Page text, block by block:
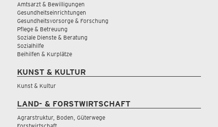
Amtsarzt & Bewilligungen
Gesundheitseinrichtungen
Gesundheitsvorsorge & Forschung
Pflege & Betreuung
Soziale Dienste & Beratung
Sozialhilfe
Beihilfen & Kurplätze
KUNST & KULTUR
Kunst & Kultur
LAND- & FORSTWIRTSCHAFT
Agrarstruktur, Boden, Güterwege